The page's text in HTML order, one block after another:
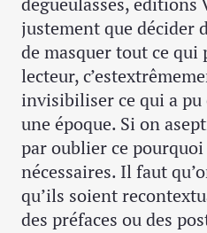
justement que décider
de masquer tout ce
lecteur,
invisibiliser ce qui a
une époque. Si on
par oublier ce
nécessaires. Il faut
qu’ils soient
des préfaces ou des